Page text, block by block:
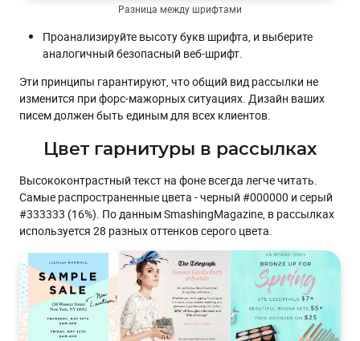
Разница между шрифтами
Проанализируйте высоту букв шрифта, и выберите
аналогичный безопасный веб-шрифт.
Эти принципы гарантируют, что общий вид рассылки не
изменится при форс-мажорных ситуациях. Дизайн ваших
писем должен быть единым для всех клиентов.
Цвет гарнитуры в рассылках
Высококонтрастный текст на фоне всегда легче читать.
Самые распространенные цвета - черный #000000 и серый
#333333 (16%). По данным SmashingMagazine, в рассылках
используется 28 разных оттенков серого цвета.